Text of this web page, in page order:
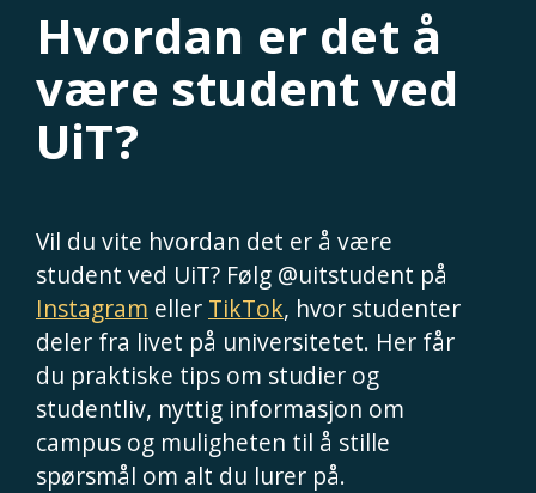
Hvordan er det å
være student ved
UiT?
Vil du vite hvordan det er å være
student ved UiT? Følg @uitstudent på
Instagram eller TikTok, hvor studenter
deler fra livet på universitetet. Her får
du praktiske tips om studier og
studentliv, nyttig informasjon om
campus og muligheten til å stille
spørsmål om alt du lurer på.